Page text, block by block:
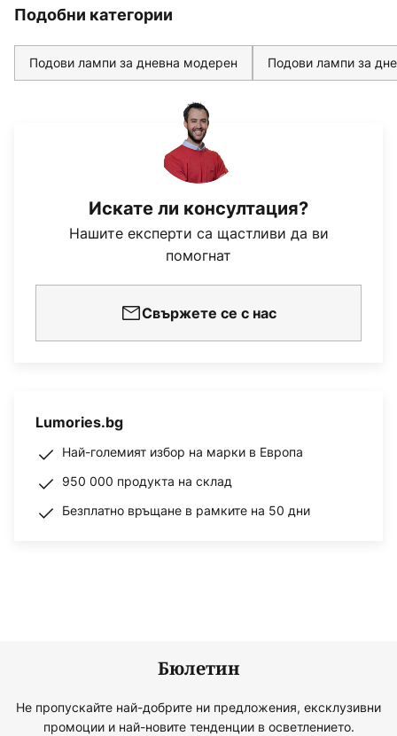
Подобни категории
Подови лампи за дневна модерен Подови лампи за
Искате ли консултация?
Нашите експерти са щастливи да ви
помогнат
Свържете се с нас
Lumories.bg
Най-големият избор на марки в Европа
950 000 продукта на склад
Безплатно връщане в рамките на 50 дни
Бюлетин
Не пропускайте най-добрите ни предложения, ексклузивни
промоции и най-новите тенденции в осветлението.